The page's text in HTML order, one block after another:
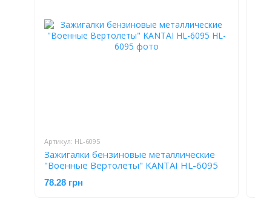
Артикул: HL-6095
Зажигалки бензиновые металлические
"Военные Вертолеты" KANTAI HL-6095
78.28 грн